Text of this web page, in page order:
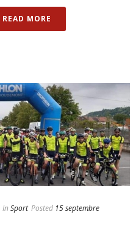
READ MORE
In Sport Posted 15 septembre